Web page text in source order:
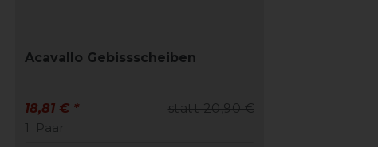
Acavallo Gebissscheiben
statt 20,90 €
18,81 € *
1
Paar